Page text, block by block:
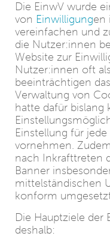
Die EinwV wurde
von Einwilligungen
vereinfachen und
die Nutzer:innen
Website zur
Nutzer:innen oft
beeinträchtigen
Verwaltung von
hatte dafür bislang
Einstellung für
vornehmen.
nach Inkrafttreten
Banner
mittelständischen
konform
Die Hauptziele der
deshalb: